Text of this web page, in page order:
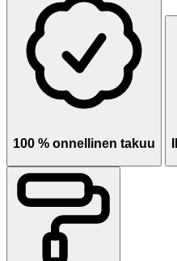
100 % onnellinen takuu